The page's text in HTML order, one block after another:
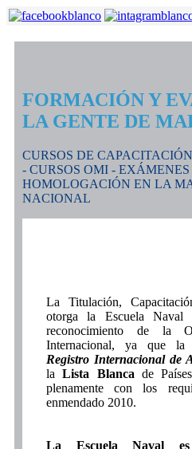
FORMACIÓN Y
LA GENTE DE
CURSOS DE
- CURSOS OMI -
HOMOLOGACIÓN EN LA
NACIONAL
La Titulación,
otorga la Escuela Naval
reconocimiento de la
Internacional, ya que la
Registro Internacional de
la Lista Blanca de
plenamente con los
enmendado 2010.
La Escuela Naval